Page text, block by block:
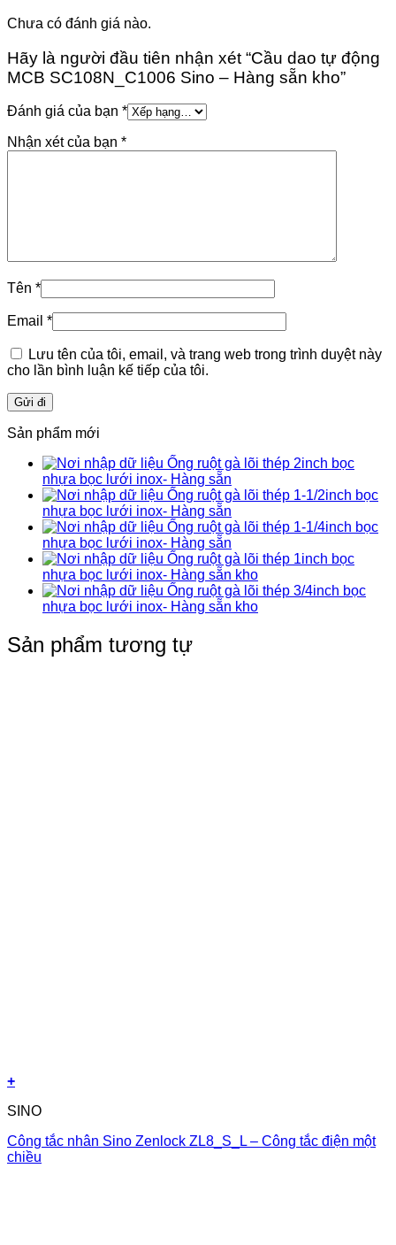
Chưa có đánh giá nào.
Hãy là người đầu tiên nhận xét “Cầu dao tự động
MCB SC108N_C1006 Sino – Hàng sẵn kho”
Đánh giá của bạn *
Nhận xét của bạn *
Tên *
Email *
Lưu tên của tôi, email, và trang web trong trình duyệt này
cho lần bình luận kế tiếp của tôi.
Sản phẩm mới
Ống ruột gà lõi thép 2inch bọc
nhựa bọc lưới inox- Hàng sẵn
Ống ruột gà lõi thép 1-1/2inch bọc
nhựa bọc lưới inox- Hàng sẵn
Ống ruột gà lõi thép 1-1/4inch bọc
nhựa bọc lưới inox- Hàng sẵn
Ống ruột gà lõi thép 1inch bọc
nhựa bọc lưới inox- Hàng sẵn kho
Ống ruột gà lõi thép 3/4inch bọc
nhựa bọc lưới inox- Hàng sẵn kho
Sản phẩm tương tự
+
SINO
Công tắc nhân Sino Zenlock ZL8_S_L – Công tắc điện một
chiều